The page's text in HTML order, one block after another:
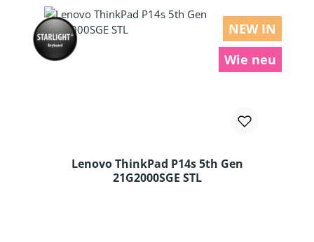
NEW IN
Wie neu
Lenovo ThinkPad P14s 5th Gen
21G2000SGE STL